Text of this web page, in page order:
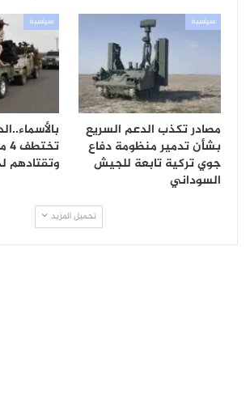
سياسية
مصادر تكذب الدعم السريع
بشأن تدمير منظومة دفاع
جوي تركية تابعة للجيش
السوداني
سياسية
وتقتادهم
تحميل المزيد